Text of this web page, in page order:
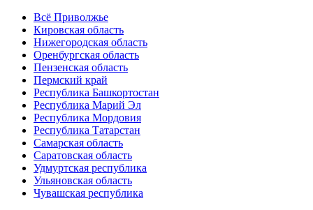
Всё Приволжье
Кировская область
Нижегородская область
Оренбургская область
Пензенская область
Пермский край
Республика Башкортостан
Республика Марий Эл
Республика Мордовия
Республика Татарстан
Самарская область
Саратовская область
Удмуртская республика
Ульяновская область
Чувашская республика